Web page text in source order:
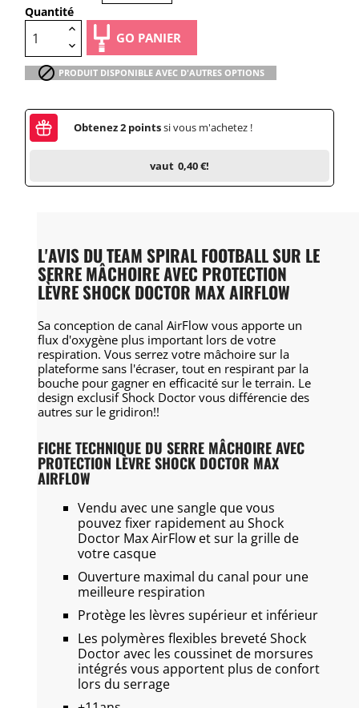
Quantité
GO PANIER
 PRODUIT DISPONIBLE AVEC D'AUTRES OPTIONS
Obtenez2 pointssi vous m'achetez !
vaut 0,40 €!
L'AVIS DU TEAM SPIRAL FOOTBALL SUR LE
SERRE MÂCHOIRE AVEC PROTECTION
LÈVRE SHOCK DOCTOR MAX AIRFLOW
Sa conception de canal AirFlow vous apporte un
flux d'oxygène plus important lors de votre
respiration. Vous serrez votre mâchoire sur la
plateforme sans l'écraser, tout en respirant par la
bouche pour gagner en efficacité sur le terrain. Le
design exclusif Shock Doctor vous différencie des
autres sur le gridiron!!
FICHE TECHNIQUE DU SERRE MÂCHOIRE AVEC
PROTECTION LÈVRE SHOCK DOCTOR MAX
AIRFLOW
Vendu avec une sangle que vous
pouvez fixer rapidement au Shock
Doctor Max AirFlow et sur la grille de
votre casque
Ouverture maximal du canal pour une
meilleure respiration
Protège les lèvres supérieur et inférieur
Les polymères flexibles breveté Shock
Doctor avec les coussinet de morsures
intégrés vous apportent plus de confort
lors du serrage